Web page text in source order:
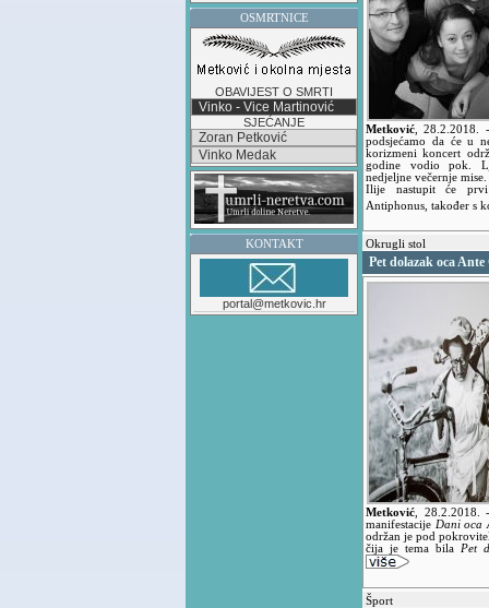
OSMRTNICE
OBAVIJEST O SMRTI
Vinko - Vice Martinović
SJEĆANJE
Zoran Petković
Vinko Medak
KONTAKT
portal@metkovic.hr
Metković ,28.2.2018.
podsjećamo da će u
korizmeni koncert
godine vodio pok.
nedjeljne večernje
Ilije nastupit će
Antiphonus, također s
Okrugli stol
Pet dolazak oca
Metković 28.2.2018.
manifestacije Dani oca
održan je pod
čija je tema bila Pet
Šport